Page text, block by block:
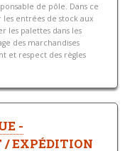
de pôle. Dans ce
les entrées de stock aux
les palettes dans les
des marchandises
et respect des règles
-
/ EXPÉDITION